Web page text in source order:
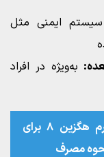
ایمنی مثل
به‌ویژه در افراد
قرص برم هگزین ۸ برای
مصرف